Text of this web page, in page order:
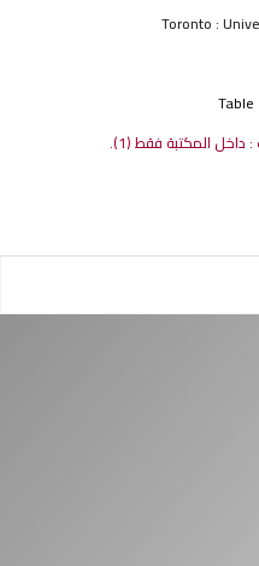
Toronto :
: داخل المكتبة فقط(1).